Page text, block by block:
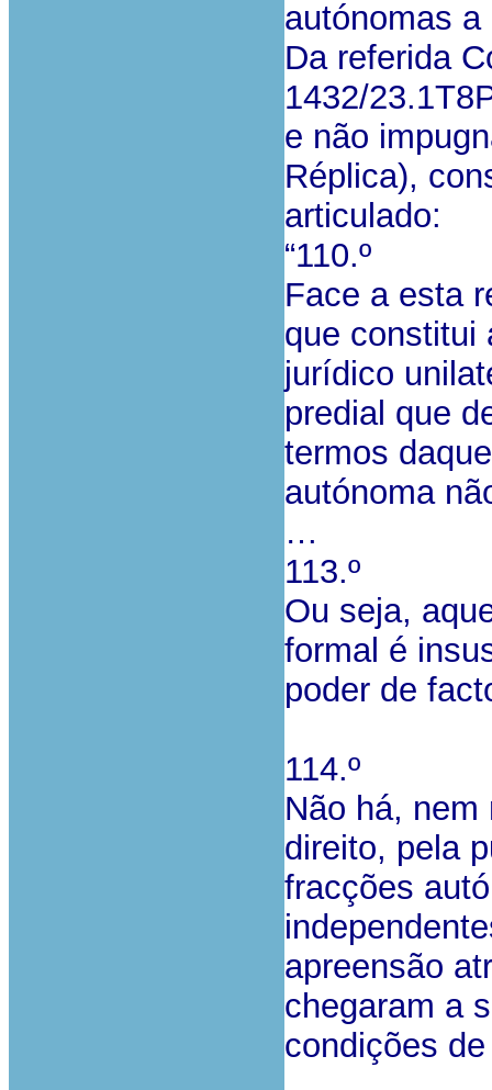
autónomas a
Da referida
1432/
e não
Réplica),
articulado:
“110.º
Face a esta
que constitui
jurídico
predial que
termos
autónoma
…
113.º
Ou seja,
formal é
poder de
114.º
Não há,
direito, pela
fracções
apreensão
chegaram a
condições